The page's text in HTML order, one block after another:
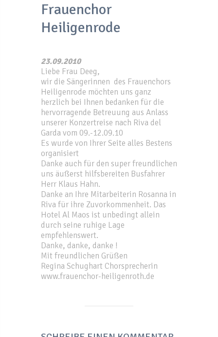
Frauenchor
Heiligenrode
23.09.2010
Liebe Frau Deeg,
wir die Sängerinnen des Frauenchors
Heiligenrode möchten uns ganz
herzlich bei Ihnen bedanken für die
hervorragende Betreuung aus Anlass
unserer Konzertreise nach Riva del
Garda vom 09.-12.09.10
Es wurde von Ihrer Seite alles Bestens
organisiert
Danke auch für den super freundlichen
uns äußerst hilfsbereiten Busfahrer
Herr Klaus Hahn.
Danke an Ihre Mitarbeiterin Rosanna in
Riva für ihre Zuvorkommenheit. Das
Hotel Al Maos ist unbedingt allein
durch seine ruhige Lage
empfehlenswert.
Danke, danke, danke !
Mit freundlichen Grüßen
Regina Schughart Chorsprecherin
www.frauenchor-heiligenroth.de